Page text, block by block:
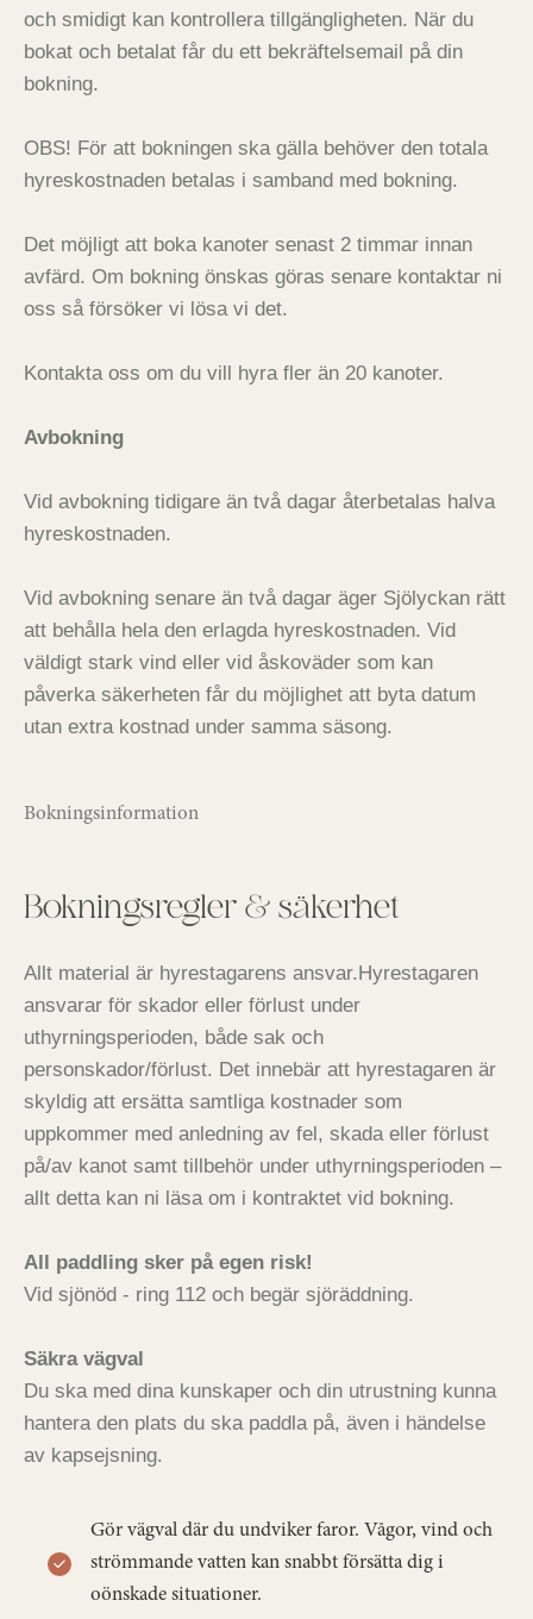
och smidigt kan kontrollera tillgängligheten. När du
bokat och betalat får du ett bekräftelsemail på din
bokning.
OBS! För att bokningen ska gälla behöver den totala
hyreskostnaden betalas i samband med bokning.
Det möjligt att boka kanoter senast 2 timmar innan
avfärd. Om bokning önskas göras senare kontaktar ni
oss så försöker vi lösa vi det.
Kontakta oss om du vill hyra fler än 20 kanoter.
Avbokning
Vid avbokning tidigare än två dagar återbetalas halva
hyreskostnaden.
Vid avbokning senare än två dagar äger Sjölyckan rätt
att behålla hela den erlagda hyreskostnaden. Vid
väldigt stark vind eller vid åskoväder som kan
påverka säkerheten får du möjlighet att byta datum
utan extra kostnad under samma säsong.
Bokningsinformation
Bokningsregler & säkerhet
Allt material är hyrestagarens ansvar.Hyrestagaren
ansvarar för skador eller förlust under
uthyrningsperioden, både sak och
personskador/förlust. Det innebär att hyrestagaren är
skyldig att ersätta samtliga kostnader som
uppkommer med anledning av fel, skada eller förlust
på/av kanot samt tillbehör under uthyrningsperioden –
allt detta kan ni läsa om i kontraktet vid bokning.
All paddling sker på egen risk!
Vid sjönöd - ring 112 och begär sjöräddning.
Säkra vägval
Du ska med dina kunskaper och din utrustning kunna
hantera den plats du ska paddla på, även i händelse
av kapsejsning.
Gör vägval där du undviker faror. Vågor, vind och
strömmande vatten kan snabbt försätta dig i
oönskade situationer.